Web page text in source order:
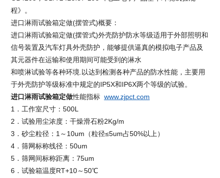
程》。
进口淋雨试验箱定做(摆管式)概要：
进口淋雨试验箱定做(摆管式)外壳防护防水等级适用于外部照明和
信号装置及汽车灯具外壳防护，能够提供逼真的模拟电子产品及
其元器件在运输和使用期间可能受到的淋水
和喷淋试验等各种环境.以达到检测各种产品的防水性能，主要用
于外壳防护等级标准中规定的IP5X和IP6X两个等级的试验。
进口淋雨试验箱定做性能指标 www.zjpct.com
1．工作室尺寸：500L
2．试验用尘浓度：干燥滑石粉2Kg/m
3．砂尘粒径：1～10um（粒径≤5um占50%以上）
4．筛网标称线径：50um
5．筛网间标称距离：75um
6．试验箱温度RT+10～50℃